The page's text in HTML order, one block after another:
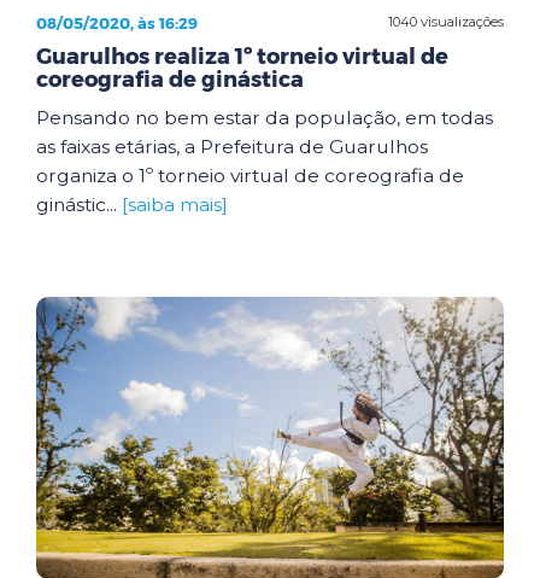
1040 visualizações
08/05/2020, às 16:29
Guarulhos realiza 1º torneio virtual de
coreografia de ginástica
Pensando no bem estar da população, em todas
as faixas etárias, a Prefeitura de Guarulhos
organiza o 1º torneio virtual de coreografia de
ginástic... [saiba mais]